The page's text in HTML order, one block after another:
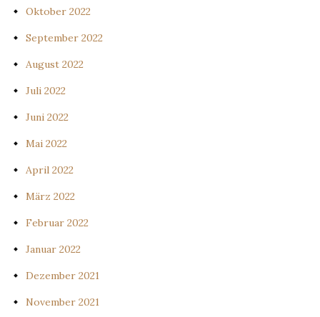
Oktober 2022
September 2022
August 2022
Juli 2022
Juni 2022
Mai 2022
April 2022
März 2022
Februar 2022
Januar 2022
Dezember 2021
November 2021